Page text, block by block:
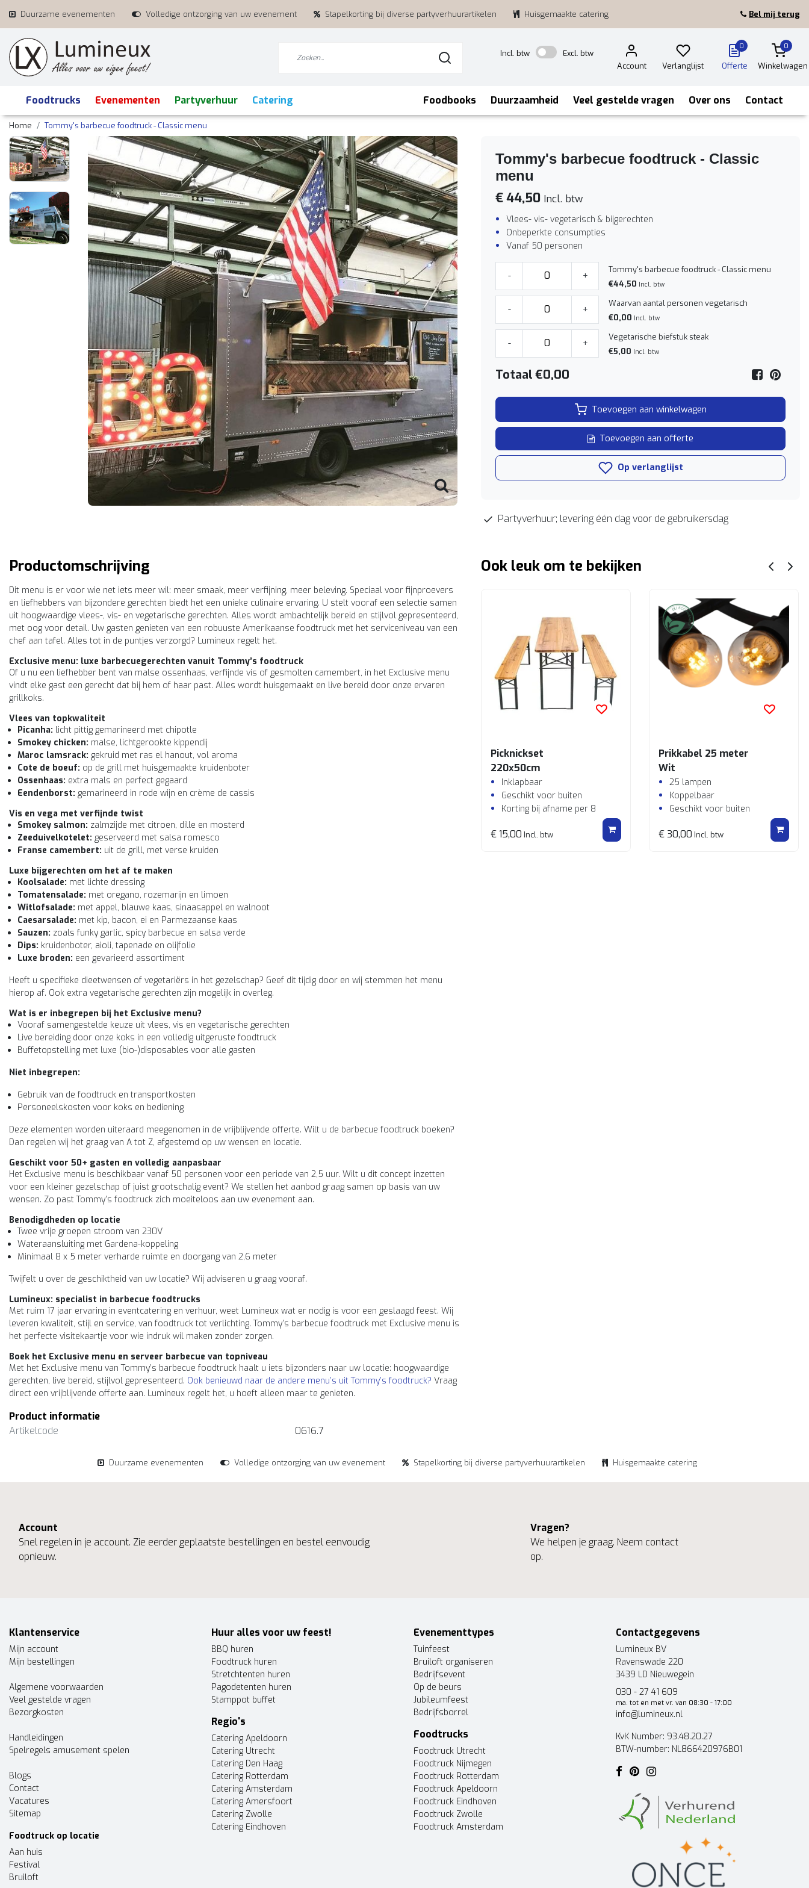
Duurzame evenementen Volledige ontzorging van uw evenement Stapelkorting bij diverse partyverhuurartikelen Huisgemaakte catering Bel mij terug
Incl. btw
Excl. btw
Account
Verlanglijst
0
Offerte
0
Winkelwagen
Foodtrucks Evenementen Partyverhuur Catering Foodbooks Duurzaamheid Veel gestelde vragen Over ons Contact
Home Tommy's barbecue foodtruck - Classic menu
Tommy's barbecue foodtruck - Classic
menu
€ 44,50 Incl. btw
Vlees- vis- vegetarisch & bijgerechten
Onbeperkte consumpties
Vanaf 50 personen
- +
Tommy's barbecue foodtruck - Classic menu
€44,50 Incl. btw
- +
Waarvan aantal personen vegetarisch
€0,00 Incl. btw
- +
Vegetarische biefstuk steak
€5,00 Incl. btw
Totaal€0,00
Toevoegen aan winkelwagen
Toevoegen aan offerte
Op verlanglijst
Partyverhuur; levering één dag voor de gebruikersdag
Productomschrijving
Dit menu is er voor wie net iets meer wil: meer smaak, meer verfijning, meer beleving. Speciaal voor fijnproevers
en liefhebbers van bijzondere gerechten biedt het een unieke culinaire ervaring. U stelt vooraf een selectie samen
uit hoogwaardige vlees-, vis- en vegetarische gerechten. Alles wordt ambachtelijk bereid en stijlvol gepresenteerd,
met oog voor detail. Uw gasten genieten van een robuuste Amerikaanse foodtruck met het serviceniveau van een
chef aan tafel. Alles tot in de puntjes verzorgd? Lumineux regelt het.
Exclusive menu: luxe barbecuegerechten vanuit Tommy’s foodtruck
Of u nu een liefhebber bent van malse ossenhaas, verfijnde vis of gesmolten camembert, in het Exclusive menu
vindt elke gast een gerecht dat bij hem of haar past. Alles wordt huisgemaakt en live bereid door onze ervaren
grillkoks.
Vlees van topkwaliteit
Picanha: licht pittig gemarineerd met chipotle
Smokey chicken: malse, lichtgerookte kippendij
Maroc lamsrack: gekruid met ras el hanout, vol aroma
Cote de boeuf: op de grill met huisgemaakte kruidenboter
Ossenhaas: extra mals en perfect gegaard
Eendenborst: gemarineerd in rode wijn en crème de cassis
Vis en vega met verfijnde twist
Smokey salmon: zalmzijde met citroen, dille en mosterd
Zeeduivelkotelet: geserveerd met salsa romesco
Franse camembert: uit de grill, met verse kruiden
Luxe bijgerechten om het af te maken
Koolsalade: met lichte dressing
Tomatensalade: met oregano, rozemarijn en limoen
Witlofsalade: met appel, blauwe kaas, sinaasappel en walnoot
Caesarsalade: met kip, bacon, ei en Parmezaanse kaas
Sauzen: zoals funky garlic, spicy barbecue en salsa verde
Dips: kruidenboter, aioli, tapenade en olijfolie
Luxe broden: een gevarieerd assortiment
Heeft u specifieke dieetwensen of vegetariërs in het gezelschap? Geef dit tijdig door en wij stemmen het menu
hierop af. Ook extra vegetarische gerechten zijn mogelijk in overleg.
Wat is er inbegrepen bij het Exclusive menu?
Vooraf samengestelde keuze uit vlees, vis en vegetarische gerechten
Live bereiding door onze koks in een volledig uitgeruste foodtruck
Buffetopstelling met luxe (bio-)disposables voor alle gasten
Niet inbegrepen:
Gebruik van de foodtruck en transportkosten
Personeelskosten voor koks en bediening
Deze elementen worden uiteraard meegenomen in de vrijblijvende offerte. Wilt u de barbecue foodtruck boeken?
Dan regelen wij het graag van A tot Z, afgestemd op uw wensen en locatie.
Geschikt voor 50+ gasten en volledig aanpasbaar
Het Exclusive menu is beschikbaar vanaf 50 personen voor een periode van 2,5 uur. Wilt u dit concept inzetten
voor een kleiner gezelschap of juist grootschalig event? We stellen het aanbod graag samen op basis van uw
wensen. Zo past Tommy’s foodtruck zich moeiteloos aan uw evenement aan.
Benodigdheden op locatie
Twee vrije groepen stroom van 230V
Wateraansluiting met Gardena-koppeling
Minimaal 8 x 5 meter verharde ruimte en doorgang van 2,6 meter
Twijfelt u over de geschiktheid van uw locatie? Wij adviseren u graag vooraf.
Lumineux: specialist in barbecue foodtrucks
Met ruim 17 jaar ervaring in eventcatering en verhuur, weet Lumineux wat er nodig is voor een geslaagd feest. Wij
leveren kwaliteit, stijl en service, van foodtruck tot verlichting. Tommy’s barbecue foodtruck met Exclusive menu is
het perfecte visitekaartje voor wie indruk wil maken zonder zorgen.
Boek het Exclusive menu en serveer barbecue van topniveau
Met het Exclusive menu van Tommy’s barbecue foodtruck haalt u iets bijzonders naar uw locatie: hoogwaardige
gerechten, live bereid, stijlvol gepresenteerd. Ook benieuwd naar de andere menu’s uit Tommy’s foodtruck? Vraag
direct een vrijblijvende offerte aan. Lumineux regelt het, u hoeft alleen maar te genieten.
Product informatie
Artikelcode
0616.7
Ook leuk om te bekijken
Picknickset
220x50cm
Inklapbaar
Geschikt voor buiten
Korting bij afname per 8
€ 15,00 Incl. btw
Prikkabel 25 meter
Wit
25 lampen
Koppelbaar
Geschikt voor buiten
€ 30,00 Incl. btw
Duurzame evenementen Volledige ontzorging van uw evenement Stapelkorting bij diverse partyverhuurartikelen Huisgemaakte catering
Account
Snel regelen in je account. Zie eerder geplaatste bestellingen en bestel eenvoudig
opnieuw.
Vragen?
We helpen je graag. Neem contact
op.
Klantenservice
Mijn account
Mijn bestellingen
Algemene voorwaarden
Veel gestelde vragen
Bezorgkosten
Handleidingen
Spelregels amusement spelen
Blogs
Contact
Vacatures
Sitemap
Foodtruck op locatie
Aan huis
Festival
Bruiloft
Huur alles voor uw feest!
BBQ huren
Foodtruck huren
Stretchtenten huren
Pagodetenten huren
Stamppot buffet
Regio's
Catering Apeldoorn
Catering Utrecht
Catering Den Haag
Catering Rotterdam
Catering Amsterdam
Catering Amersfoort
Catering Zwolle
Catering Eindhoven
Evenementtypes
Tuinfeest
Bruiloft organiseren
Bedrijfsevent
Op de beurs
Jubileumfeest
Bedrijfsborrel
Foodtrucks
Foodtruck Utrecht
Foodtruck Nijmegen
Foodtruck Rotterdam
Foodtruck Apeldoorn
Foodtruck Eindhoven
Foodtruck Zwolle
Foodtruck Amsterdam
Contactgegevens
Lumineux BV
Ravenswade 220
3439 LD Nieuwegein
030 - 27 41 609
ma. tot en met vr. van 08:30 - 17:00
info@lumineux.nl
KvK Number: 93.48.20.27
BTW-number: NL866420976B01